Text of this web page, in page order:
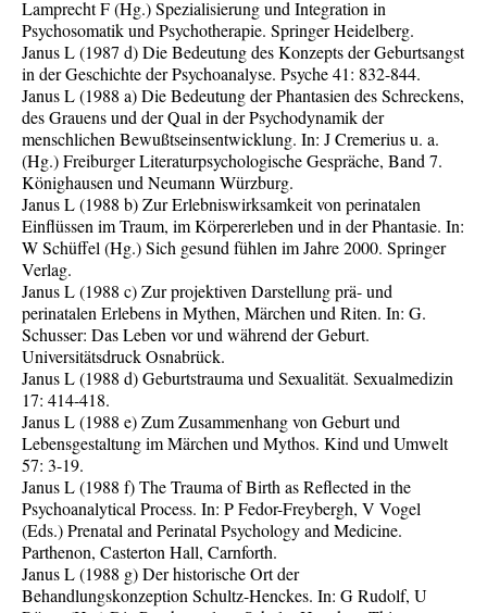
Lamprecht F (Hg.) Spezialisierung und Integration in
Psychosomatik und Psychotherapie. Springer Heidelberg.
Janus L (1987 d) Die Bedeutung des Konzepts der Geburtsangst
in der Geschichte der Psychoanalyse. Psyche 41: 832-844.
Janus L (1988 a) Die Bedeutung der Phantasien des Schreckens,
des Grauens und der Qual in der Psychodynamik der
menschlichen Bewußtseinsentwicklung. In: J Cremerius u. a.
(Hg.) Freiburger Literaturpsychologische Gespräche, Band 7.
Könighausen und Neumann Würzburg.
Janus L (1988 b) Zur Erlebniswirksamkeit von perinatalen
Einflüssen im Traum, im Körpererleben und in der Phantasie. In:
W Schüffel (Hg.) Sich gesund fühlen im Jahre 2000. Springer
Verlag.
Janus L (1988 c) Zur projektiven Darstellung prä- und
perinatalen Erlebens in Mythen, Märchen und Riten. In: G.
Schusser: Das Leben vor und während der Geburt.
Universitätsdruck Osnabrück.
Janus L (1988 d) Geburtstrauma und Sexualität. Sexualmedizin
17: 414-418.
Janus L (1988 e) Zum Zusammenhang von Geburt und
Lebensgestaltung im Märchen und Mythos. Kind und Umwelt
57: 3-19.
Janus L (1988 f) The Trauma of Birth as Reflected in the
Psychoanalytical Process. In: P Fedor-Freybergh, V Vogel
(Eds.) Prenatal and Perinatal Psychology and Medicine.
Parthenon, Casterton Hall, Carnforth.
Janus L (1988 g) Der historische Ort der
Behandlungskonzeption Schultz-Henckes. In: G Rudolf, U